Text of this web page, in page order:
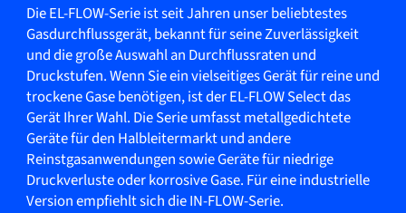
Die EL-FLOW-Serie ist seit Jahren unser beliebtestes
Gasdurchflussgerät, bekannt für seine Zuverlässigkeit
und die große Auswahl an Durchflussraten und
Druckstufen. Wenn Sie ein vielseitiges Gerät für reine und
trockene Gase benötigen, ist der EL-FLOW Select das
Gerät Ihrer Wahl. Die Serie umfasst metallgedichtete
Geräte für den Halbleitermarkt und andere
Reinstgasanwendungen sowie Geräte für niedrige
Druckverluste oder korrosive Gase. Für eine industrielle
Version empfiehlt sich die IN-FLOW-Serie.